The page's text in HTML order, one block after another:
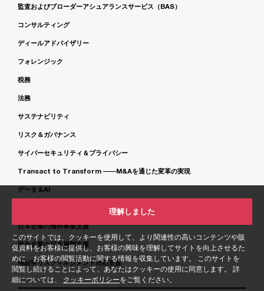
このサイトでは、クッキーを使用して、より関連性の高いコンテンツや販
促資料をお客様に提供し、お客様の興味を理解してサイトを向上させるた
めに、お客様の閲覧活動に関する情報を収集しています。 このサイトを
閲覧し続けることによって、あなたはクッキーの使用に同意します。 詳
細については、 クッキーポリシーをご覧ください。
理解しました
監査およびブローダーアシュアランスサービス（BAS）
コンサルティング
ディールアドバイザリー
フォレンジック
税務
法務
サステナビリティ
リスク＆ガバナンス
サイバーセキュリティ＆プライバシー
Transact to Transform ――M&Aを通じた変革の実現
データ＆AI
日本企業の海外事業支援
海外企業の日本展開支援
地政学リスクマネジメント対応支援